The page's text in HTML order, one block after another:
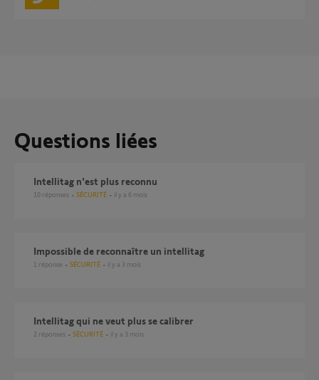
Questions liées
Intellitag n'est plus reconnu
10 réponses SÉCURITÉ il y a 6 mois
Impossible de reconnaître un intellitag
1 réponse SÉCURITÉ il y a 3 mois
Intellitag qui ne veut plus se calibrer
2 réponses SÉCURITÉ il y a 3 mois